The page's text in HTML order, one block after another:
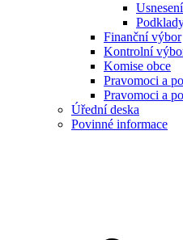
Finanční výbor
Kontrolní
Komise obce
Pravomoci a
Pravomoci a
Úřední deska
Povinné informace